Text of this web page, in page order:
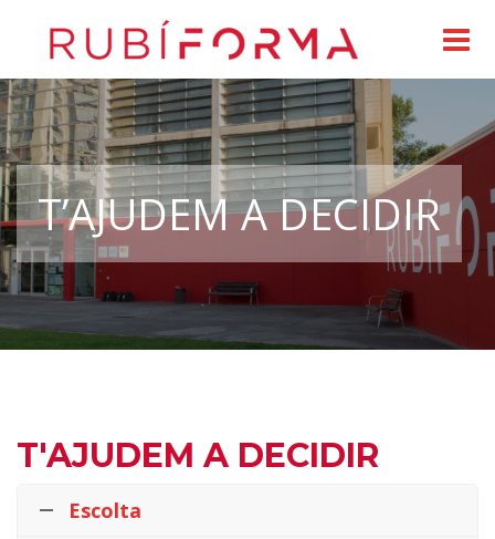
T’AJUDEM A DECIDIR
T'AJUDEM A DECIDIR
Escolta